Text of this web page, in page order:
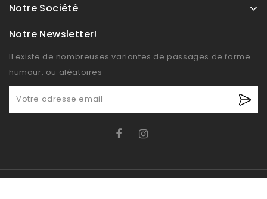
Notre Société
Notre Newsletter!
Il existe de nombreuses variantes de passages de forme
humour, ou aléatoires